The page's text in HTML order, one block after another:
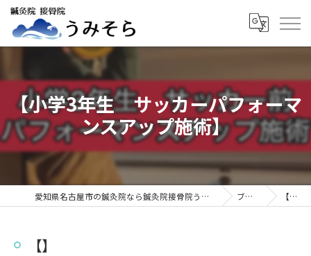
【小学3年生 サッカーパフォーマ
ンスアップ施術】
愛知県名古屋市の鍼灸院なら鍼灸院接骨院うみそら ブログ 【】
【】